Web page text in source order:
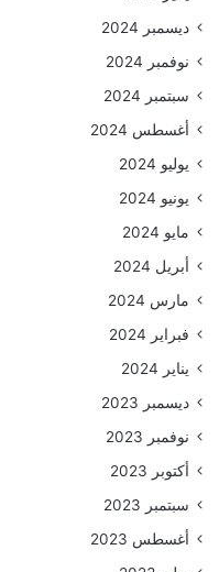
ديسمبر 2024
نوفمبر 2024
سبتمبر 2024
أغسطس 2024
يوليو 2024
يونيو 2024
مايو 2024
أبريل 2024
مارس 2024
فبراير 2024
يناير 2024
ديسمبر 2023
نوفمبر 2023
أكتوبر 2023
سبتمبر 2023
أغسطس 2023